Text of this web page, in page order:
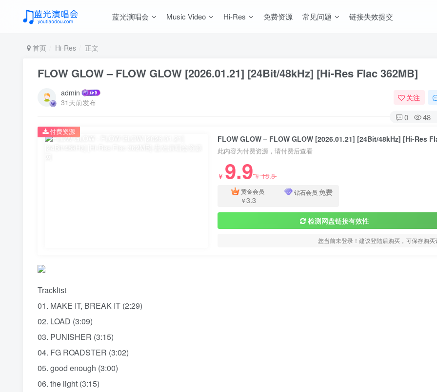
蓝光演唱会 Music Video Hi-Res 免费资源 常见问题 链接失效提交
首页 Hi-Res 正文
FLOW GLOW – FLOW GLOW [2026.01.21] [24Bit/48kHz] [Hi-Res Flac 362MB]
admin
31天前发布
关注
0 48
此内容为付费资源，请付费后查看
￥ 9.9￥18.8
黄金会员
￥3.3
钻石会员 免费
检测网盘链接有效性
您当前未登录！建议登陆后购买，可保存购买
付费资源
Tracklist
01. MAKE IT, BREAK IT (2:29)
02. LOAD (3:09)
03. PUNISHER (3:15)
04. FG ROADSTER (3:02)
05. good enough (3:00)
06. the light (3:15)